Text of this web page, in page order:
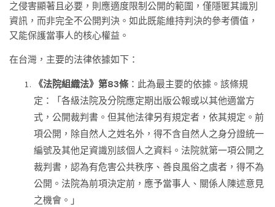
之侵害顯著且必要，則應適度限制公開的範圍，僅隱匿其識別
資訊，而非完全不公開判決。如此既能維持判決的參考價值，
又能保護當事人的核心權益。
在台灣，主要的法律依據如下：
《法院組織法》第83條 ：此為最主要的依據。該條規
定：「各級法院及分院應定期出版公報或以其他適當方
式，公開裁判書。但其他法律另有規定者，依其規定。前
項公開，除自然人之姓名外，得不含自然人之身分證統一
編號及其他足資識別該個人之資料。法院就第一項公開之
裁判書，認為有危害公共秩序、善良風俗之虞者，得不為
公開。法院為前項決定前，應予當事人、關係人陳述意見
之機會。」